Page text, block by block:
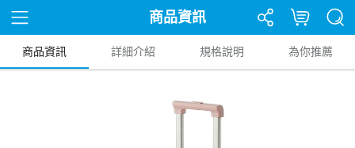
商品資訊
商品資訊 詳細介紹 規格說明 為你推薦